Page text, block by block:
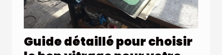
Guide détaillé pour choisir